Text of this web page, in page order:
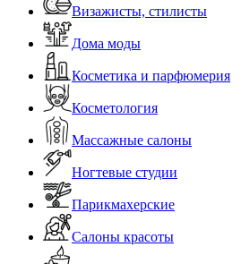
Визажисты, стилисты
Дома моды
Косметика и парфюмерия
Косметология
Массажные салоны
Ногтевые студии
Парикмахерские
Салоны красоты